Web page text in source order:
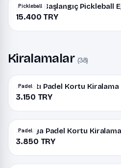
Pickleball
Ankara Başlangıç Pickleball
15.400 TRY
Kiralamalar (38)
Padel
Alaçatı Padel Kortu
3.150 TRY
Padel
Antalya Padel Kortu
3.850 TRY